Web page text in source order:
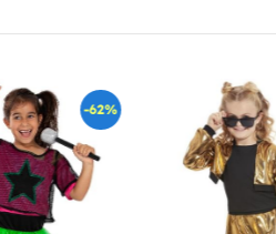
-62%